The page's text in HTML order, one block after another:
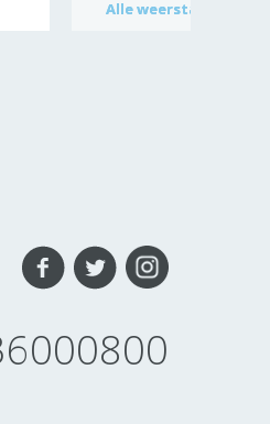
Alleweerstandstubes
Alleweerstandstubes